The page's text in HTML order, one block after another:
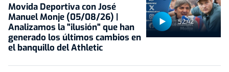
52:42
Movida Deportiva con José
Manuel Monje (05/08/26) |
Analizamos la "ilusión" que han
generado los últimos cambios en
el banquillo del Athletic